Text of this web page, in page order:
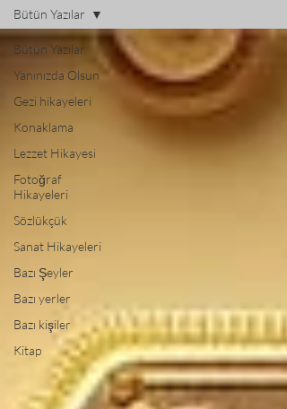
Bütün Yazılar
Yanınızda Olsun
Gezi hikayeleri
Konaklama
Lezzet Hikayesi
Fotoğraf
Hikayeleri
Sözlükçük
Sanat Hikayeleri
Bazı Şeyler
Bazı yerler
Bazı kişiler
Kitap
Bütün Yazılar